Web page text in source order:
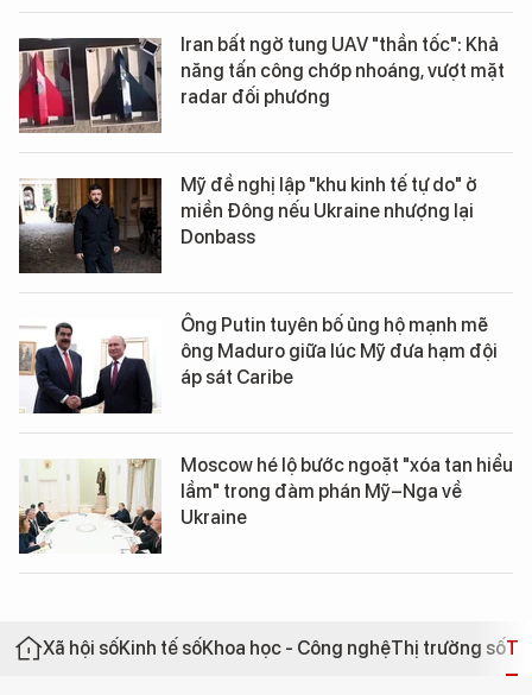
Iran bất ngờ tung UAV "thần tốc": Khả
năng tấn công chớp nhoáng, vượt mặt
radar đối phương
Mỹ đề nghị lập "khu kinh tế tự do" ở
miền Đông nếu Ukraine nhượng lại
Donbass
Ông Putin tuyên bố ủng hộ mạnh mẽ
ông Maduro giữa lúc Mỹ đưa hạm đội
áp sát Caribe
Moscow hé lộ bước ngoặt "xóa tan hiểu
lầm" trong đàm phán Mỹ–Nga về
Ukraine
Xã hội sốKinh tế sốKhoa học - Công nghệThị trường số